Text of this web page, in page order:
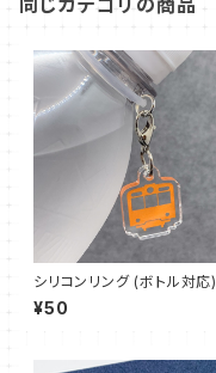
同じカテゴリの商品
シリコンリング (ボトル対応)
¥50